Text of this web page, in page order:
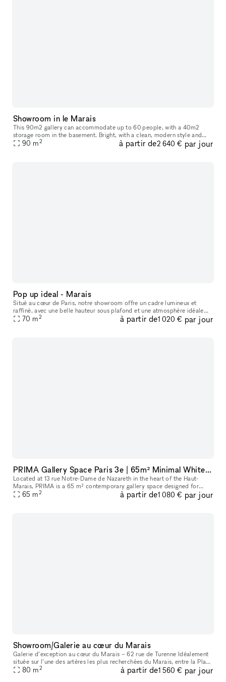
Showroom in le Marais
This 90m2 gallery can accommodate up to 60 people, with a 40m2
storage room in the basement. Bright, with a clean, modern style and
ample hanging space, this gallery is ideal for art exhibitions, sh
90 m2 à partir de2 640 € par jour
Pop up ideal - Marais
Situé au cœur de Paris, notre showroom offre un cadre lumineux et
raffiné, avec une belle hauteur sous plafond et une atmosphère idéale
pour accueillir des marques, des collections et des événements
70 m2 à partir de1 020 € par jour
PRIMA Gallery Space Paris 3e | 65m² Minimal White Cube in Haut-Marais
Located at 13 rue Notre-Dame de Nazareth in the heart of the Haut-
Marais, PRIMA is a 65 m² contemporary gallery space designed for
exhibitions, pop-ups, showrooms, fashion presentations, castings, ev
65 m2 à partir de1 080 € par jour
Showroom/Galerie au cœur du Marais
Galerie d’exception au cœur du Marais – 62 rue de Turenne Idéalement
située sur l’une des artères les plus recherchées du Marais, entre la Place
des Vosges et la rue de Bretagne, la galerie bénéficie
80 m2 à partir de1 560 € par jour